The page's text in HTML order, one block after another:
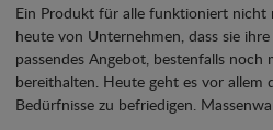
Ein Produkt für alle funktioniert nicht
heute von Unternehmen, dass sie
passendes Angebot, bestenfalls noch
bereithalten. Heute geht es vor allem
Bedürfnisse zu befriedigen.